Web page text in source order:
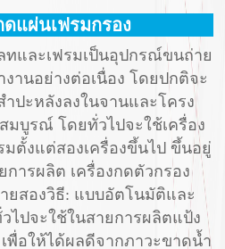
แผ่นเฟรมกรอง
ทและเฟรมเป็นอุปกรณ์ขนถ่าย
านอย่างต่อเนื่อง โดยปกติจะ
ปะหลังลงในจานและโครง
มบูรณ์ โดยทั่วไปจะใช้เครื่อง
มตั้งแต่สองเครื่องขึ้นไป ขึ้นอยู่
ารผลิต เครื่องกดตัวกรอง
ยสองวิธี: แบบอัตโนมัติและ
ปจะใช้ในสายการผลิตแป้ง
พื่อให้ได้ผลดีจากภาวะขาดน้ำ